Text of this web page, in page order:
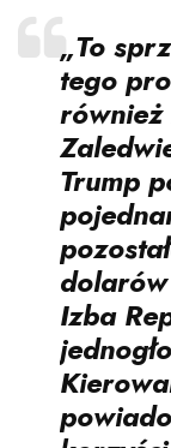
„To
tego
Trump
Izba